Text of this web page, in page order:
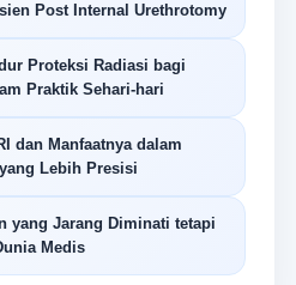
Post Internal Urethrotomy
Proteksi Radiasi bagi
Praktik Sehari-hari
dan Manfaatnya dalam
Lebih Presisi
yang Jarang Diminati tetapi
Medis